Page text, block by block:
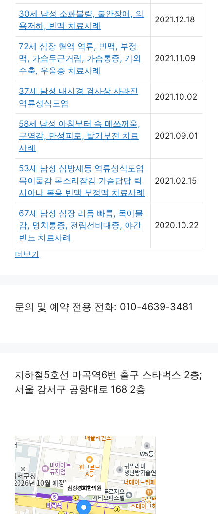
30세 남성 소화불량, 불안장애, 의
욕저하, 빈맥 치료사례
2021.12.18
72세 심장 혈액 역류, 빈맥, 부정
맥, 가슴두근거림, 가슴통증, 기외
수축, 우울증 치료사례
2021.11.09
37세 남성 내시경 검사상 사라진
역류성식도염
2021.10.02
58세 남성 아침부터 속 메쓰꺼움,
구역감, 만성피로, 발기부전 치료
사례
2021.09.01
53세 남성 심방세동 역류성식도염
목이물감 목소리잠김 가슴답답 릭
시아나 복용 빈맥 부정맥 치료사례
2021.02.15
67세 남성 심장 리듬 빠름, 목이물
감, 명치통증, 전립선비대증, 야간
빈뇨 치료사례
2020.10.22
더보기
문의 및 예약 전용 전화: 010-4639-3481
지하철5호선 마곡역6번 출구 스타벅스 2층;
서울 강서구 공항대로 168 2층
심강경희한의원